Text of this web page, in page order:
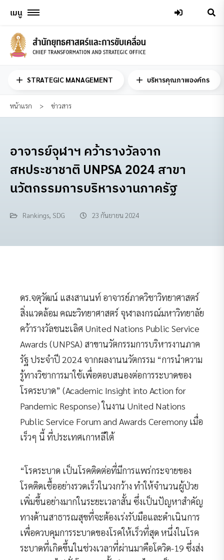
content
เมนู
STRATEGIC MANAGEMENT บริหารคุณภาพองค์กร
หน้าแรก > ข่าวสาร
อาจารย์จุฬาฯ คว้ารางวัลจาก
สหประชาชาติ UNPSA 2024 สาขา
นวัตกรรมการบริหารงานภาครัฐ
Rankings, SDG 23 กันยายน 2024
ดร.จตุวัฒน์ แสงสานนท์ อาจารย์ภาควิชาวิทยาศาสตร์
สิ่งแวดล้อม คณะวิทยาศาสตร์ จุฬาลงกรณ์มหาวิทยาลัย
คว้ารางวัลชนะเลิศ United Nations Public Service
Awards (UNPSA) สาขานวัตกรรมการบริหารงานภาค
รัฐ ประจำปี 2024 จากผลงานนวัตกรรม “การนำความ
รู้ทางวิชาการมาใช้เพื่อตอบสนองต่อการระบาดของ
โรคระบาด” (Academic Insight into Action for
Pandemic Response) ในงาน United Nations
Public Service Forum and Awards Ceremony เมื่อ
เร็วๆ นี้ ที่ประเทศเกาหลีใต้
“โรคระบาด เป็นโรคติดต่อที่มีการแพร่กระจายของ
โรคติดเชื้ออย่างรวดเร็วในวงกว้าง ทำให้จำนวนผู้ป่วย
เพิ่มขึ้นอย่างมากในระยะเวลาสั้น ซึ่งเป็นปัญหาสำคัญ
ทางด้านสาธารณสุขที่จะต้องเร่งรับมือและดำเนินการ
เพื่อควบคุมการระบาดของโรคให้เร็วที่สุด หนึ่งในโรค
ระบาดที่เกิดขึ้นในช่วงเวลาที่ผ่านมาคือโควิด-19 ซึ่งส่ง